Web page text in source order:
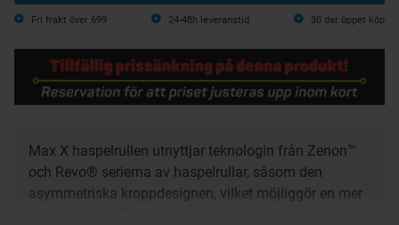
Fri frakt över 699 24-48h leveranstid 30 dar öppet köp
Max X haspelrullen utnyttjar teknologin från Zenon™
och Revo® serierna av haspelrullar, såsom den
asymmetriska kroppdesignen, vilket möjliggör en mer